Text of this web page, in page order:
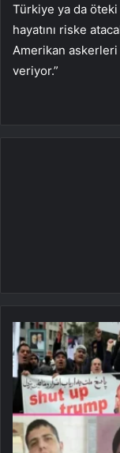
Türkiye ya da öteki
hayatını riske
Amerikan askerleri
veriyor.”